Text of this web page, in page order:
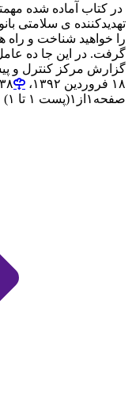
در کتاب آماده شده
تهدیدکننده ی سلامتی
را خواهید شناخت و
گرفت. در این جا ده
گزارش مرکز کنترل و
۱۸ فروردین ۱۳۹۲،‏ ۱۹:۳۸
صفحه ۱ از ۱(پست ۱ تا ۱)